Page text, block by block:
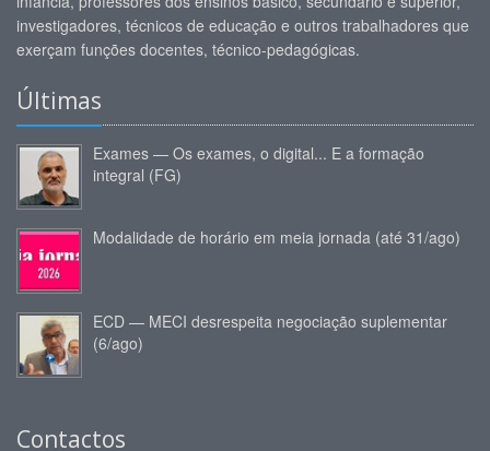
investigadores, técnicos de educação e outros trabalhadores que
exerçam funções docentes, técnico-pedagógicas.
Últimas
Exames — Os exames, o digital... E a formação
integral (FG)
Modalidade de horário em meia jornada (até 31/ago)
ECD — MECI desrespeita negociação suplementar
(6/ago)
Contactos